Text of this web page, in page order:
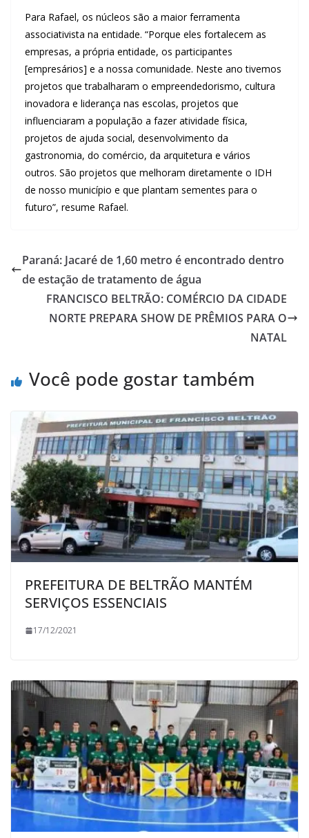
Para Rafael, os núcleos são a maior ferramenta
associativista na entidade. “Porque eles fortalecem as
empresas, a própria entidade, os participantes
[empresários] e a nossa comunidade. Neste ano tivemos
projetos que trabalharam o empreendedorismo, cultura
inovadora e liderança nas escolas, projetos que
influenciaram a população a fazer atividade física,
projetos de ajuda social, desenvolvimento da
gastronomia, do comércio, da arquitetura e vários
outros. São projetos que melhoram diretamente o IDH
de nosso município e que plantam sementes para o
futuro”, resume Rafael.
Paraná: Jacaré de 1,60 metro é encontrado dentro
de estação de tratamento de água
FRANCISCO BELTRÃO: COMÉRCIO DA CIDADE
NORTE PREPARA SHOW DE PRÊMIOS PARA O
NATAL
Você pode gostar também
PREFEITURA DE BELTRÃO MANTÉM
SERVIÇOS ESSENCIAIS
17/12/2021